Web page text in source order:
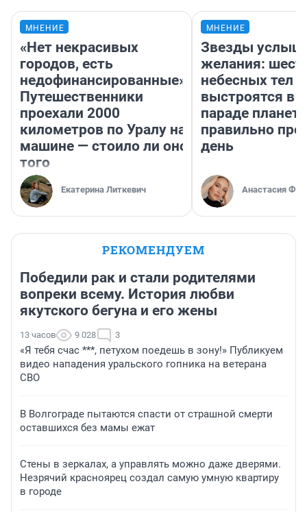
МНЕНИЕ
«Нет некрасивых
городов, есть
недофинансированные».
Путешественники
проехали 2000
километров по Уралу на
машине — стоило ли оно
того
Екатерина Литкевич
МНЕНИЕ
Звезды
желания:
небесных тел
выстроятся в
параде планет
правильно
день
Анастасия
РЕКОМЕНДУЕМ
Победили рак и стали родителями
вопреки всему. История любви
якутского бегуна и его жены
13 часов 9 028 3
«Я тебя счас ***, петухом поедешь в зону!» Публикуем
видео нападения уральского гопника на ветерана
СВО
В Волгограде пытаются спасти от страшной смерти
оставшихся без мамы ежат
Стены в зеркалах, а управлять можно даже дверями.
Незрячий красноярец создал самую умную квартиру
в городе